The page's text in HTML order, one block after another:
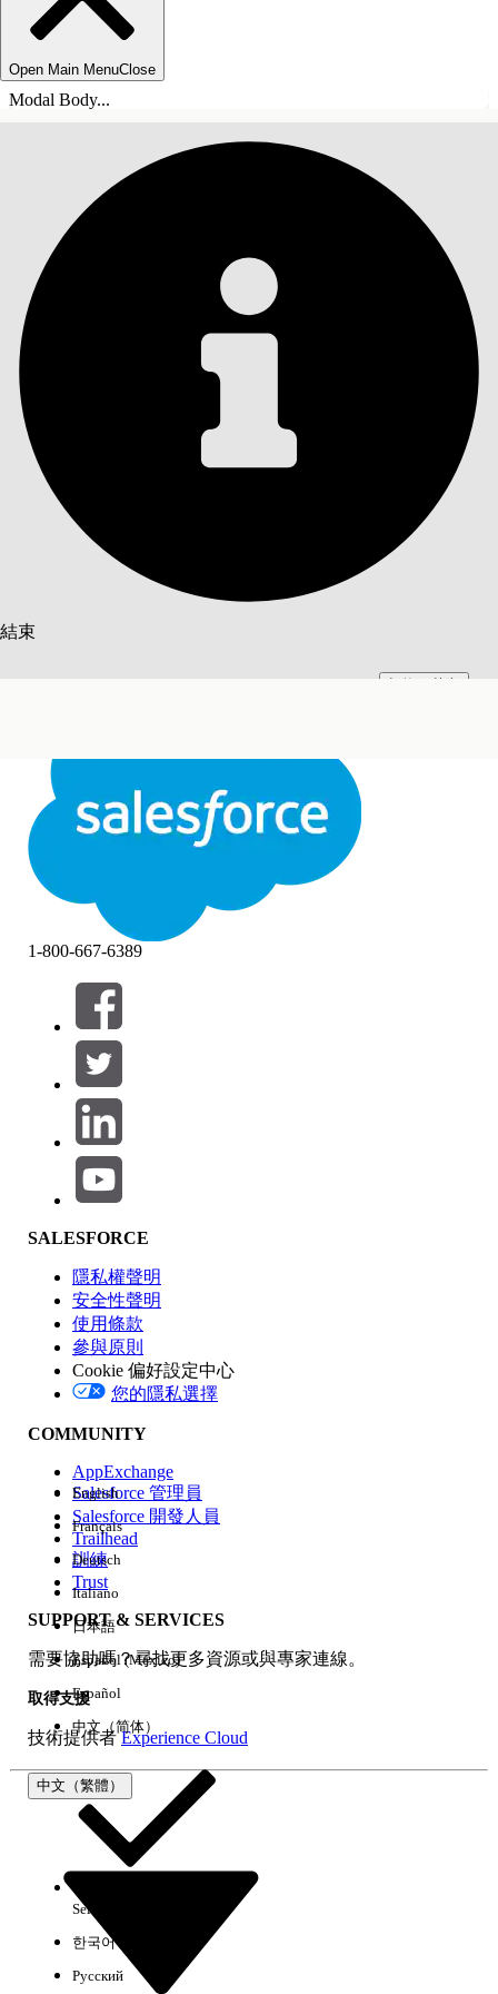
Open Main MenuClose
Modal Body...
結束
結束
目錄
篩選器 (0)
選取篩選
產品區域
功能影響
版本
經驗
1-800-667-6389
SALESFORCE
隱私權聲明
安全性聲明
使用條款
參與原則
Cookie 偏好設定中心
您的隱私選擇
COMMUNITY
AppExchange
Salesforce 管理員
Salesforce 開發人員
Trailhead
訓練
Trust
SUPPORT & SERVICES
需要協助嗎？尋找更多資源或與專家連線。
取得支援
技術提供者Experience Cloud
中文（繁體）
English
Français
Deutsch
Italiano
日本語
Español (México)
Español
中文（简体）
Select Org
한국어
Русский